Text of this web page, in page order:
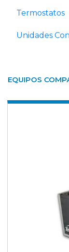
Termostatos
Unidades
EQUIPOS